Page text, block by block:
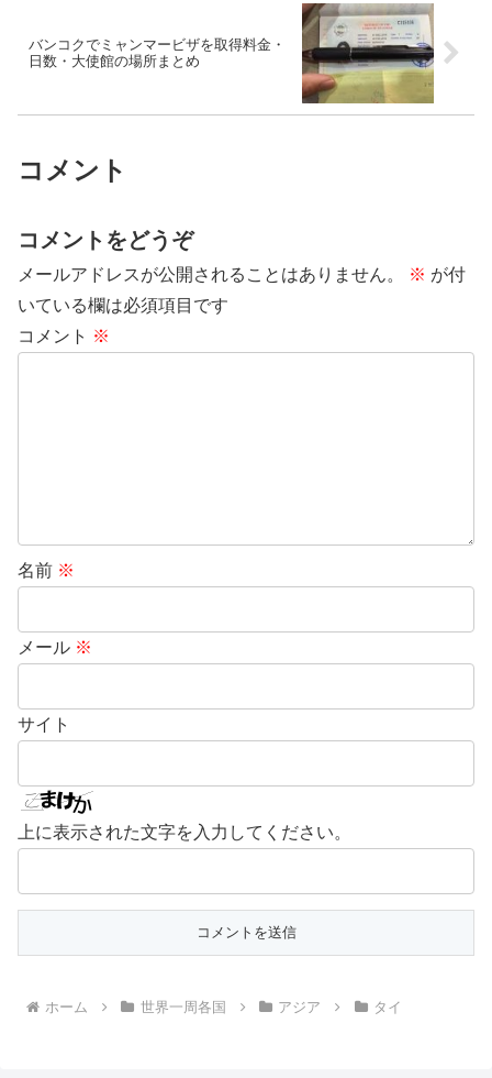
バンコクでミャンマービザを取得料金・
日数・大使館の場所まとめ
コメント
コメントをどうぞ
メールアドレスが公開されることはありません。 ※ が付
いている欄は必須項目です
コメント ※
名前 ※
メール ※
サイト
上に表示された文字を入力してください。
ホーム 世界一周各国 アジア タイ